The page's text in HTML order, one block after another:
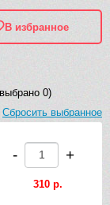
В избранное
0)
Сбросить выбранное
- +
310 р.